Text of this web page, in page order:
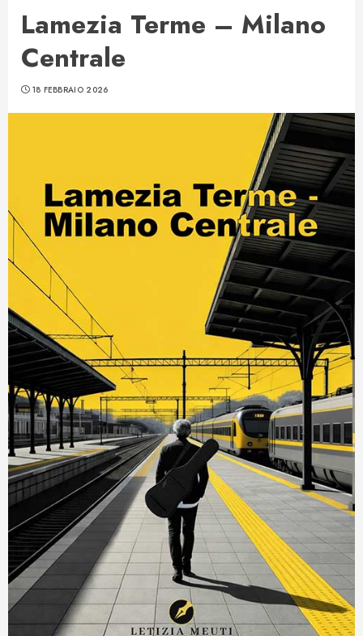
Lamezia Terme – Milano
Centrale
18 FEBBRAIO 2026